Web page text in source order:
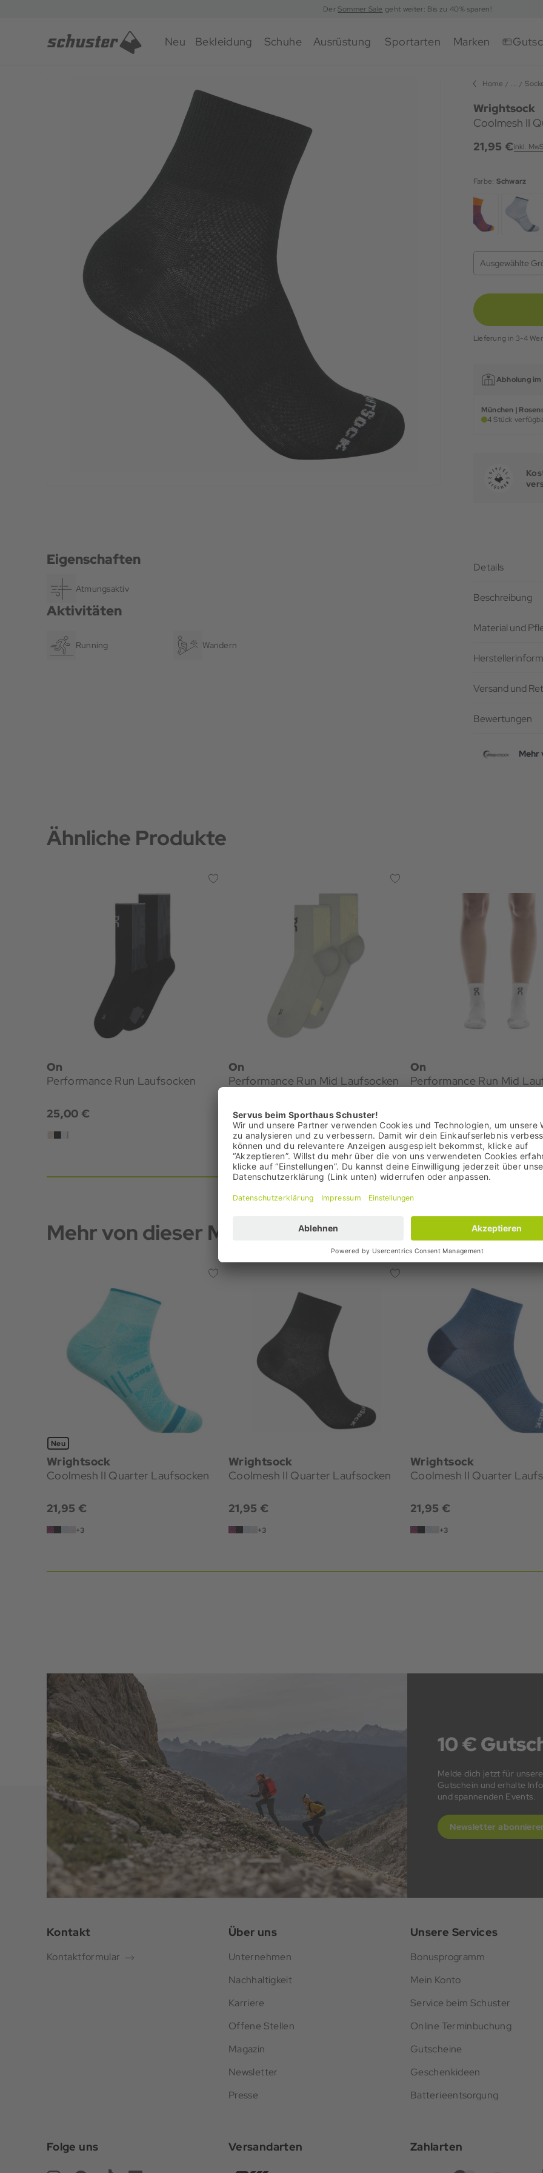
DerSommer Sale geht weiter: Bis zu 40% sparen!
Neu Bekleidung Schuhe Ausrüstung Sportarten Marken
Home ...
Wrightsock
Coolmesh II
21,95 €inkl.
Farbe: Schwarz
Ausgewählte
Lieferung in 3-4
Abholung im
München |
4 Stück
Eigenschaften
Atmungsaktiv
Aktivitäten
Running Wandern
Details
Beschreibung
Material und
Versand und
Bewertungen
Mehr
Ähnliche Produkte
On
Performance Run Laufsocken
25,00 €
On
Performance Run Mid Laufsocken
22,00 €
+1
On
Performance Run Mid
+1
Mehr von dieser Marke
Neu
Wrightsock
Coolmesh II Quarter Laufsocken
21,95 €
+3
Wrightsock
Coolmesh II Quarter Laufsocken
21,95 €
+3
Wrightsock
Coolmesh II Quarter
21,95 €
+3
10 €
Melde dich jetzt für
Gutschein und erhalte
und spannenden Events.
Newsletter
Kontakt
Kontaktformular
Über uns
Unternehmen
Nachhaltigkeit
Karriere
Offene Stellen
Magazin
Newsletter
Presse
Unsere Services
Bonusprogramm
Mein Konto
Service beim Schuster
Online Terminbuchung
Gutscheine
Geschenkideen
Batterieentsorgung
Folge uns Versandarten Zahlarten